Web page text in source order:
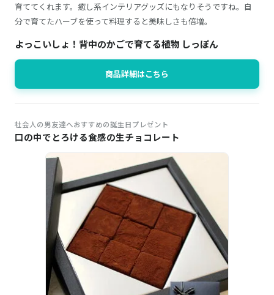
育ててくれます。癒し系インテリアグッズにもなりそうですね。自
分で育てたハーブを使って料理すると美味しさも倍増。
よっこいしょ！背中のかごで育てる植物 しっぽん
商品詳細はこちら
社会人の男友達へおすすめの誕生日プレゼント
口の中でとろける食感の生チョコレート